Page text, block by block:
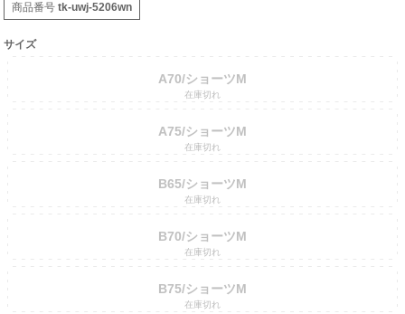
商品番号 tk-uwj-5206wn
サイズ
A70/ショーツM
在庫切れ
A75/ショーツM
在庫切れ
B65/ショーツM
在庫切れ
B70/ショーツM
在庫切れ
B75/ショーツM
在庫切れ